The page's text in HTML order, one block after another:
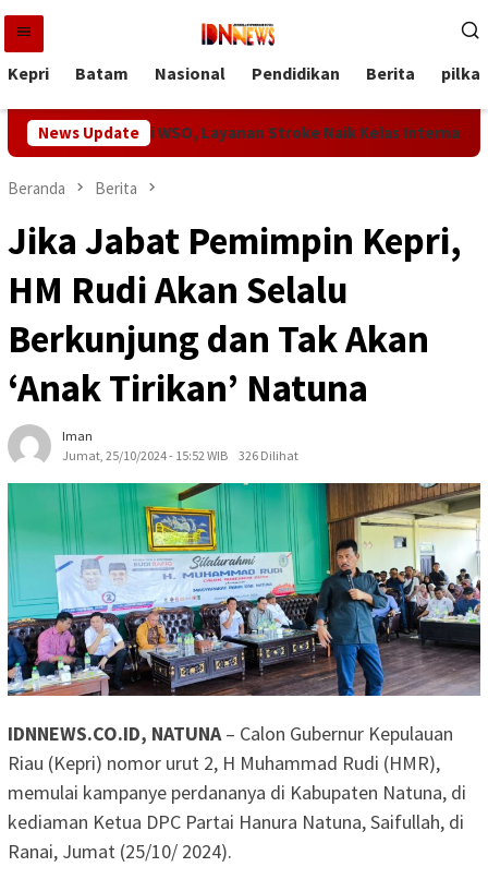
Loncat
konten
Kepri Batam Nasional Pendidikan Berita
News Update
Tertinggi WSO, Layanan Stroke Naik Kelas Internasional
Beranda Berita
Jika Jabat Pemimpin Kepri,
HM Rudi Akan Selalu
Berkunjung dan Tak Akan
‘Anak Tirikan’ Natuna
Iman
Jumat, 25/10/2024 - 15:52 WIB
326 Dilihat
IDNNEWS.CO.ID, NATUNA– Calon Gubernur Kepulauan
Riau (Kepri) nomor urut 2, H Muhammad Rudi (HMR),
memulai kampanye perdananya di Kabupaten Natuna, di
kediaman Ketua DPC Partai Hanura Natuna, Saifullah, di
Ranai, Jumat (25/10/ 2024).